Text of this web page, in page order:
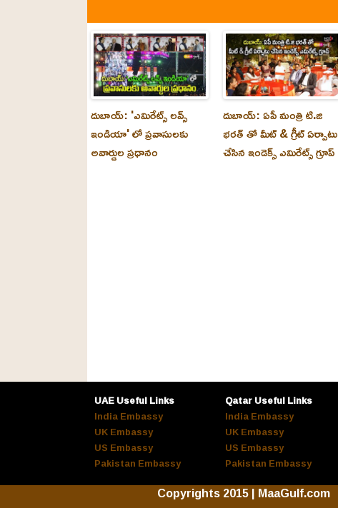
దుబాయ్: 'ఎమిరేట్స్ లవ్స్
ఇండియా' లో ప్రవాసులకు
అవార్డుల ప్రధానం
దుబాయ్: ఏపీ మంత్రి టి.జి
భరత్ తో మీట్ & గ్రీట్ ఏర్పాటు
చేసిన ఇండెక్స్ ఎమిరేట్స్ గ్రూప్
UAE Useful Links
India Embassy
UK Embassy
US Embassy
Pakistan Embassy
Qatar Useful Links
India Embassy
UK Embassy
US Embassy
Pakistan Embassy
Copyrights 2015 | MaaGulf.com